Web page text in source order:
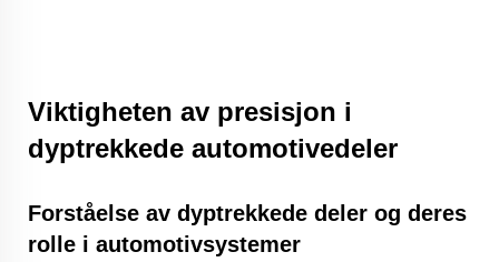
Viktigheten av presisjon i
dyptrekkede automotivedeler
Forståelse av dyptrekkede deler og deres
rolle i automotivsystemer